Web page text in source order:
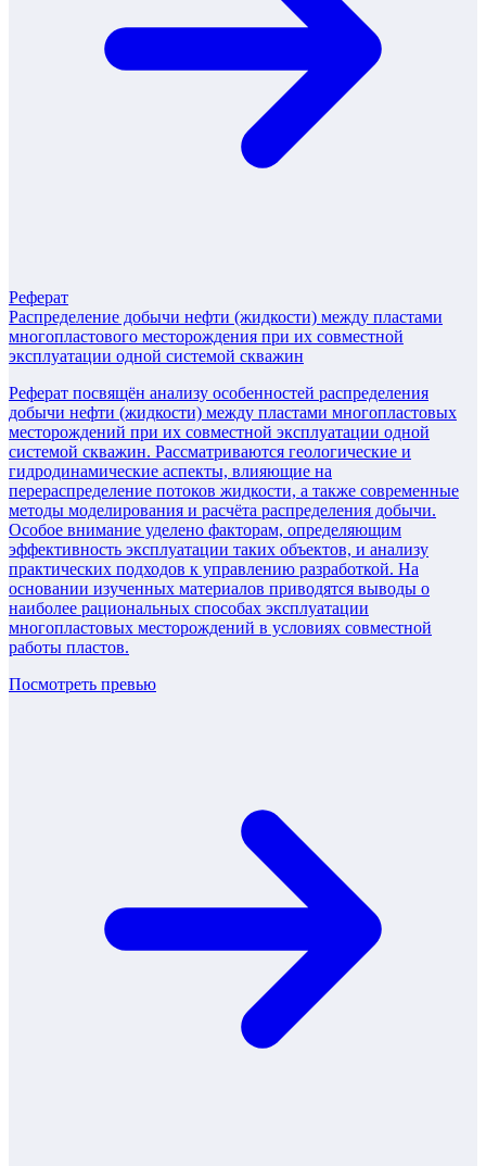
Реферат
Распределение добычи нефти (жидкости) между пластами
многопластового месторождения при их совместной
эксплуатации одной системой скважин
Реферат посвящён анализу особенностей распределения
добычи нефти (жидкости) между пластами многопластовых
месторождений при их совместной эксплуатации одной
системой скважин. Рассматриваются геологические и
гидродинамические аспекты, влияющие на
перераспределение потоков жидкости, а также современные
методы моделирования и расчёта распределения добычи.
Особое внимание уделено факторам, определяющим
эффективность эксплуатации таких объектов, и анализу
практических подходов к управлению разработкой. На
основании изученных материалов приводятся выводы о
наиболее рациональных способах эксплуатации
многопластовых месторождений в условиях совместной
работы пластов.
Посмотреть превью